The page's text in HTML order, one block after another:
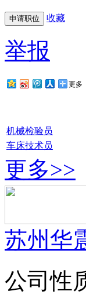
收藏
举报
更多
机械检验员
车床技术员
更多>>
苏州华
公司性